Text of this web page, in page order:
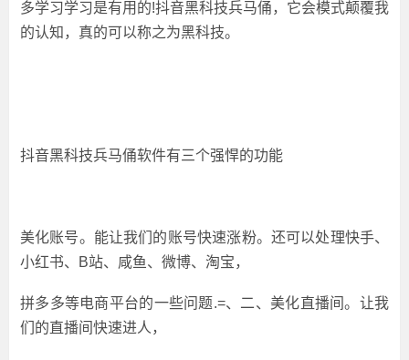
多学习学习是有用的!抖音黑科技兵马俑，它会模式颠覆我
的认知，真的可以称之为黑科技。
抖音黑科技兵马俑软件有三个强悍的功能
美化账号。能让我们的账号快速涨粉。还可以处理快手、
小红书、B站、咸鱼、微博、淘宝，
拼多多等电商平台的一些问题.=、二、美化直播间。让我
们的直播间快速进人，